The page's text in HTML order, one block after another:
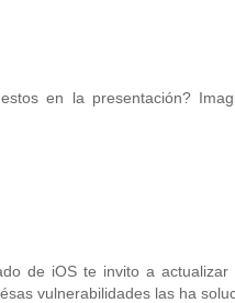
en la presentación?
de iOS te invito a
vulnerabilidades las ha